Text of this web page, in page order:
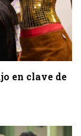
en clave de